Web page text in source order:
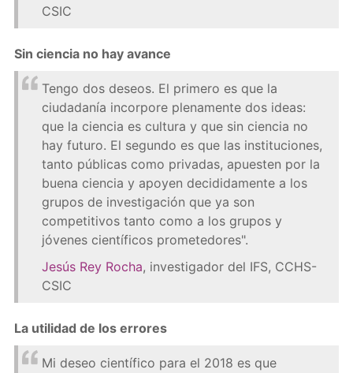
CSIC
Sin ciencia no hay avance
Tengo dos deseos. El primero es que la
ciudadanía incorpore plenamente dos ideas:
que la ciencia es cultura y que sin ciencia no
hay futuro. El segundo es que las instituciones,
tanto públicas como privadas, apuesten por la
buena ciencia y apoyen decididamente a los
grupos de investigación que ya son
competitivos tanto como a los grupos y
jóvenes científicos prometedores".
Jesús Rey Rocha, investigador del IFS, CCHS-
CSIC
La utilidad de los errores
Mi deseo científico para el 2018 es que